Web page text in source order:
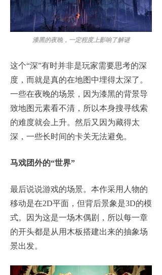
漆黑的夜晚，一定程度上影响了解谜
这个“深”有时并非是玩家需要思考的深
度，而就是真的在地图中埋得太深了。
一些在夜晚的场景，因为漆黑的背景导
致地图元素看不清，所以本身搜寻线索
的难度就会上升。然后又因为藏得太
深，一些长时间的卡关无法避免。
马戏团外的“世界”
最后说说游戏的场景。本作采用人物的
移动是在2D平面，但背后景象是3D的模
式。因为这是一场木偶剧，所以每一章
的开头都是从用木板搭建出来的抽象场
景出发。